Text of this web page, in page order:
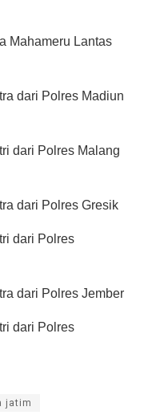
Mahameru Lantas
dari Polres Madiun
dari Polres Malang
dari Polres Gresik
dari Polres
dari Polres Jember
dari Polres
jatim